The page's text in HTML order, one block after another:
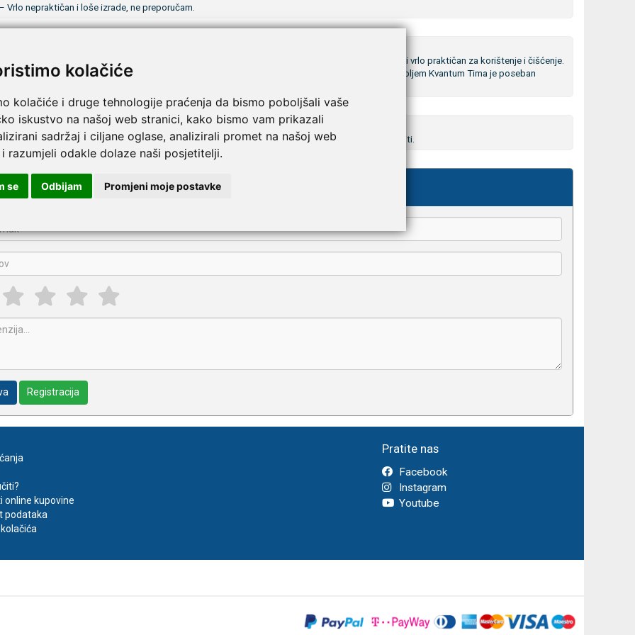
kolačiće
kolačiće i druge tehnologije praćenja da bismo poboljšali vaše
iskustvo na našoj web stranici, kako bismo vam prikazali
sadržaj i ciljane oglase, analizirali promet na našoj web
razumjeli odakle dolaze naši posjetitelji.
se Odbijam Promjeni moje postavke
– Vrlo nepraktičan i loše izrade, ne preporučam.
Nakon razdoblja isprobavanja sličnih proizvoda, ovaj set je jedini koji koristim. Izdržljiv je, sklopiv je i vrlo praktičan za korištenje i čišćenje.
na put i zauzima vrlo malo mjesta. Dostava je ekstra brza, a osim toga, komunikacija s osobljem Kvantum Tima je poseban
Komplet za klistiranje· 27.2.2019.
praktičan set za kućnu upotrebu. Lako se pun i, čisti i ne zauzima puno prostora, može se složiti.
recenziju ovog proizvoda i pomozite drugima da lakše odaberu.
set za klistiranje | Moretti
Registracija
online kupovine
podataka
Pratite nas
Facebook
Instagram
Youtube